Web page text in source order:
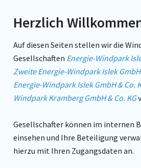
Herzlich
Auf diesen Seiten stellen wir die
Gesellschaften Energie-Windpark
Zweite Energie-Windpark Islek GmbH
Energie-Windpark Islek GmbH & Co.
Windpark Kramberg GmbH & Co. KG
Gesellschafter können im internen
einsehen und Ihre Beteiligung
hierzu mit Ihren Zugangsdaten an.